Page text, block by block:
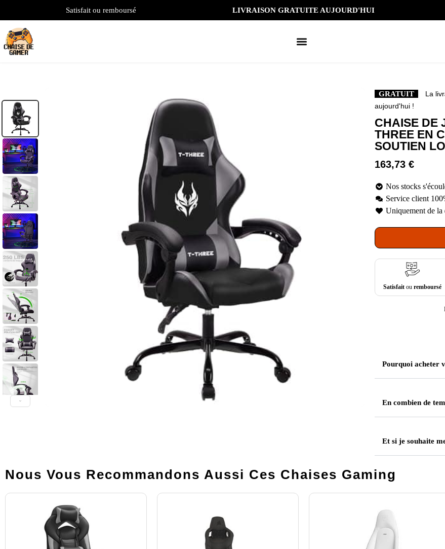
Satisfait ou remboursé LIVRAISON GRATUITE AUJOURD'HUI
GRATUIT
La
aujourd'hui !
CHAISE DE
THREE EN
SOUTIEN
163,73 €
Nos stocks
Service client
Uniquement de la
Satisfait ouremboursé
Pourquoi acheter
En combien de
Et si je souhaite
Nous Vous Recommandons Aussi Ces Chaises Gaming